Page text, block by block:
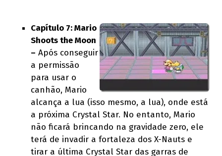
Capítulo 7: Mario
Shoots the Moon
– Após conseguir
a permissão
para usar o
canhão, Mario
alcança a lua (isso mesmo, a lua), onde está
a próxima Crystal Star. No entanto, Mario
não ficará brincando na gravidade zero, ele
terá de invadir a fortaleza dos X-Nauts e
tirar a última Crystal Star das garras de